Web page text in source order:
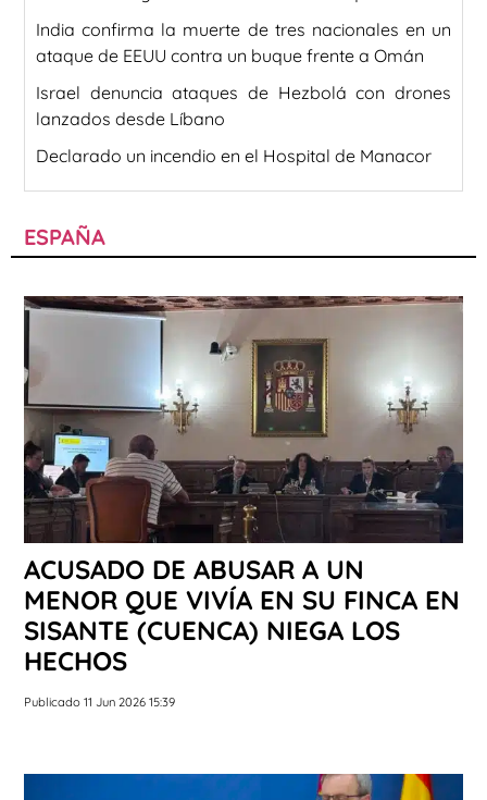
India confirma la muerte de tres nacionales en un
ataque de EEUU contra un buque frente a Omán
Israel denuncia ataques de Hezbolá con drones
lanzados desde Líbano
Declarado un incendio en el Hospital de Manacor
ESPAÑA
ACUSADO DE ABUSAR A UN
MENOR QUE VIVÍA EN SU FINCA EN
SISANTE (CUENCA) NIEGA LOS
HECHOS
Publicado 11 Jun 2026 15:39